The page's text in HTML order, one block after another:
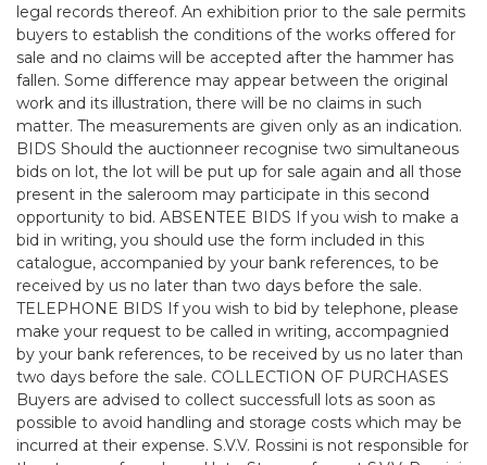
legal records thereof. An exhibition prior to the sale permits
buyers to establish the conditions of the works offered for
sale and no claims will be accepted after the hammer has
fallen. Some difference may appear between the original
work and its illustration, there will be no claims in such
matter. The measurements are given only as an indication.
BIDS Should the auctionneer recognise two simultaneous
bids on lot, the lot will be put up for sale again and all those
present in the saleroom may participate in this second
opportunity to bid. ABSENTEE BIDS If you wish to make a
bid in writing, you should use the form included in this
catalogue, accompanied by your bank references, to be
received by us no later than two days before the sale.
TELEPHONE BIDS If you wish to bid by telephone, please
make your request to be called in writing, accompagnied
by your bank references, to be received by us no later than
two days before the sale. COLLECTION OF PURCHASES
Buyers are advised to collect successfull lots as soon as
possible to avoid handling and storage costs which may be
incurred at their expense. S.V.V. Rossini is not responsible for